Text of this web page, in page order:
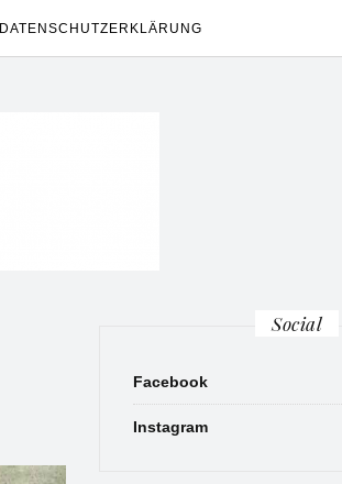
DATENSCHUTZERKLÄRUNG
Social
Facebook
Instagram